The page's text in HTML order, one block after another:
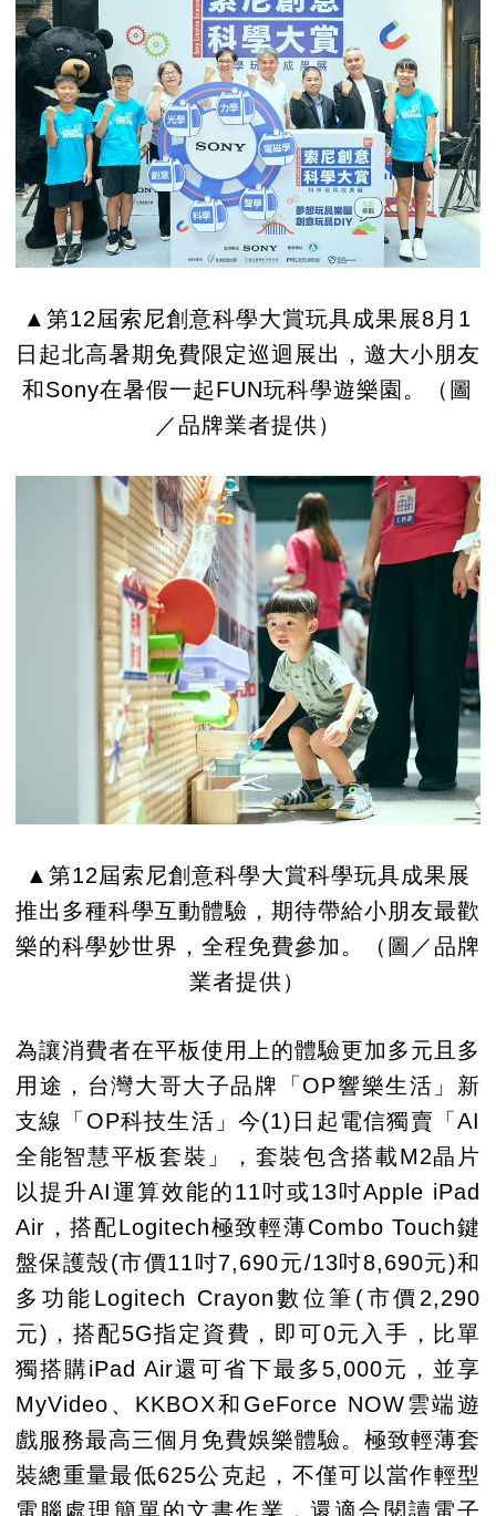
▲第12屆索尼創意科學大賞玩具成果展8月1
日起北高暑期免費限定巡迴展出，邀大小朋友
和Sony在暑假一起FUN玩科學遊樂園。（圖
／品牌業者提供）
▲第12屆索尼創意科學大賞科學玩具成果展
推出多種科學互動體驗，期待帶給小朋友最歡
樂的科學妙世界，全程免費參加。（圖／品牌
業者提供）
為讓消費者在平板使用上的體驗更加多元且多
用途，台灣大哥大子品牌「OP響樂生活」新
支線「OP科技生活」今(1)日起電信獨賣「AI
全能智慧平板套裝」，套裝包含搭載M2晶片
以提升AI運算效能的11吋或13吋Apple iPad
Air，搭配Logitech極致輕薄Combo Touch鍵
盤保護殼(市價11吋7,690元/13吋8,690元)和
多功能Logitech Crayon數位筆(市價2,290
元)，搭配5G指定資費，即可0元入手，比單
獨搭購iPad Air還可省下最多5,000元，並享
MyVideo、KKBOX和GeForce NOW雲端遊
戲服務最高三個月免費娛樂體驗。極致輕薄套
裝總重量最低625公克起，不僅可以當作輕型
電腦處理簡單的文書作業，還適合閱讀電子